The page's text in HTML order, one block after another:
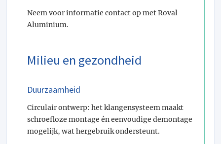
Neem voor informatie contact op met Roval
Aluminium.
Milieu en gezondheid
Duurzaamheid
Circulair ontwerp: het klangensysteem maakt
schroefloze montage én eenvoudige demontage
mogelijk, wat hergebruik ondersteunt.